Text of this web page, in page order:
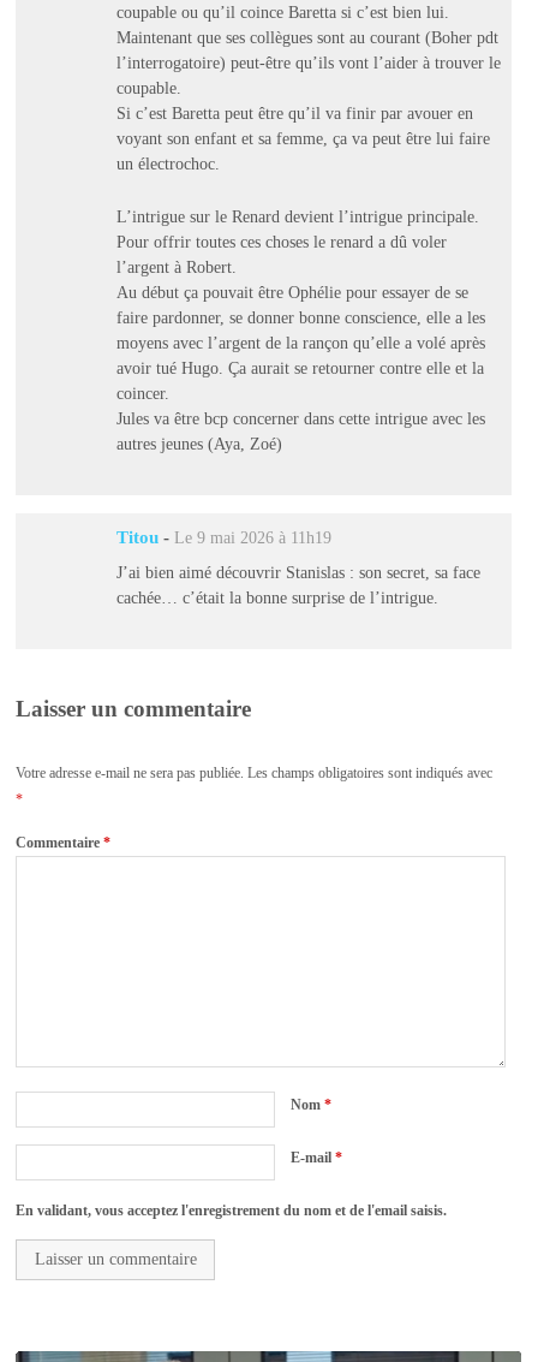
coupable ou qu’il coince Baretta si c’est bien lui.
Maintenant que ses collègues sont au courant (Boher pdt
l’interrogatoire) peut-être qu’ils vont l’aider à trouver le
coupable.
Si c’est Baretta peut être qu’il va finir par avouer en
voyant son enfant et sa femme, ça va peut être lui faire
un électrochoc.
L’intrigue sur le Renard devient l’intrigue principale.
Pour offrir toutes ces choses le renard a dû voler
l’argent à Robert.
Au début ça pouvait être Ophélie pour essayer de se
faire pardonner, se donner bonne conscience, elle a les
moyens avec l’argent de la rançon qu’elle a volé après
avoir tué Hugo. Ça aurait se retourner contre elle et la
coincer.
Jules va être bcp concerner dans cette intrigue avec les
autres jeunes (Aya, Zoé)
Titou - Le 9 mai 2026 à 11h19
J’ai bien aimé découvrir Stanislas : son secret, sa face
cachée… c’était la bonne surprise de l’intrigue.
Laisser un commentaire
Votre adresse e-mail ne sera pas publiée. Les champs obligatoires sont indiqués avec
*
Commentaire*
Nom*
E-mail*
En validant, vous acceptez l'enregistrement du nom et de l'email saisis.